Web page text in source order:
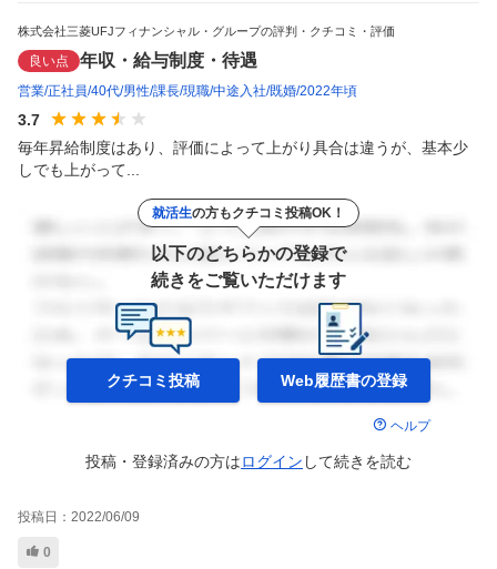
株式会社三菱UFJフィナンシャル・グループの評判・クチコミ・評価
良い点 年収・給与制度・待遇
営業 正社員 40代 男性 課長 現職 中途入社 既婚 2022年頃
3.7
毎年昇給制度はあり、評価によって上がり具合は違うが、基本少
しでも上がって...
就活生の方もクチコミ投稿OK！
以下のどちらかの登録で
続きをご覧いただけます
クチコミ投稿 Web履歴書の登録
ヘルプ
投稿・登録済みの方はログイン して続きを読む
投稿日： 2022/06/09
0